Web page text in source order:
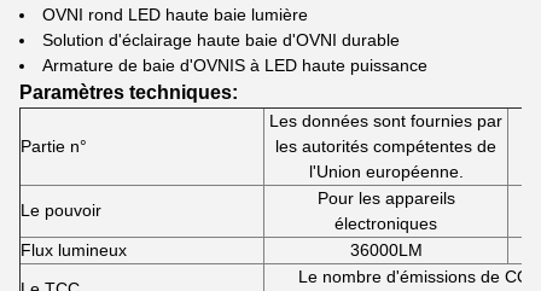
OVNI rond LED haute baie lumière
Solution d'éclairage haute baie d'OVNI durable
Armature de baie d'OVNIS à LED haute puissance
Paramètres techniques:
Partie n°
Les données sont fournies par
les autorités compétentes de
l'Union européenne.
Le pouvoir
Pour les appareils
électroniques
Flux lumineux
36000LM
Le nombre d'émissions de